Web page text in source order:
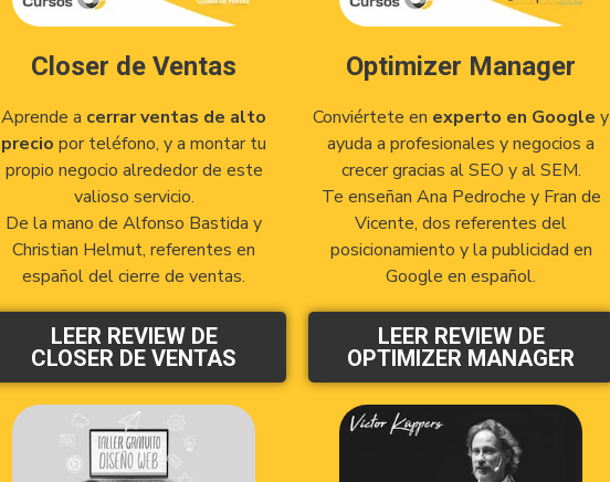
Closer de Ventas
Aprende a cerrar ventas de alto
precio por teléfono, y a montar tu
propio negocio alrededor de este
valioso servicio.
De la mano de Alfonso Bastida y
Christian Helmut, referentes en
español del cierre de ventas.
LEER REVIEW DE
CLOSER DE VENTAS
Optimizer Manager
Conviértete en experto en Google y
ayuda a profesionales y negocios a
crecer gracias al SEO y al SEM.
Te enseñan Ana Pedroche y Fran de
Vicente, dos referentes del
posicionamiento y la publicidad en
Google en español.
LEER REVIEW DE
OPTIMIZER MANAGER